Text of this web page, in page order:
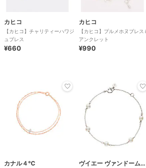
カヒコ
【カヒコ】チャリティーハワジ
ュブレス
¥660
カヒコ
【カヒコ】プルメホヌブレス
アンクレット
¥990
カナル４℃ ヴイエー ヴァンドーム青山